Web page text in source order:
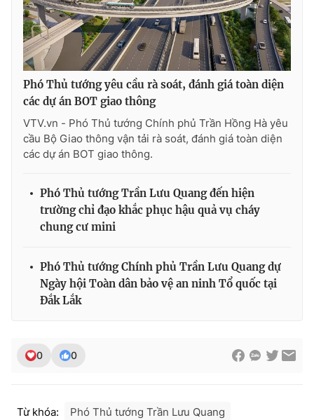
THỜI BÁO VTV
Theo dõi báo trên
Cơ quan báo chí:Thời báo VTV
Giấy phép hoạt động báo in và báo điện tử số 483/GP-BTTTT
cấp ngày 29/12/2023
Phó Tổng Biên tập:Nguyễn Thị Mỹ Hạnh, Phạm Quốc Thắng,
Nguyễn Trọng Ninh
Tổng đài VTV:024.38 355 931 - 024.38 355 932
Email: toasoan@vtv.vn
Liên hệ quảng cáo:
Phó Thủ tướng yêu cầu rà soát, đánh giá toàn diện
các dự án BOT giao thông
VTV.vn - Phó Thủ tướng Chính phủ Trần Hồng Hà yêu
cầu Bộ Giao thông vận tải rà soát, đánh giá toàn diện
các dự án BOT giao thông.
Phó Thủ tướng Trần Lưu Quang đến hiện
trường chỉ đạo khắc phục hậu quả vụ cháy
chung cư mini
Phó Thủ tướng Chính phủ Trần Lưu Quang dự
Ngày hội Toàn dân bảo vệ an ninh Tổ quốc tại
Đắk Lắk
0 0
Từ khóa:
Phó Thủ tướng Trần Lưu Quang